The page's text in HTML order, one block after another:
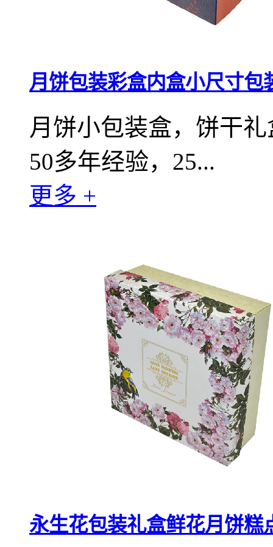
月饼包装彩盒内盒小尺寸包
月饼小包装盒，饼干
50多年经验，25...
更多 +
永生花包装礼盒鲜花月饼糕